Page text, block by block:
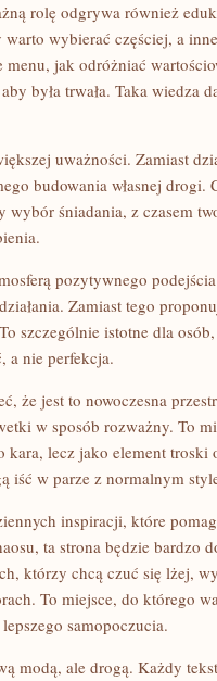
rolę odgrywa również
wybierać częściej, a
menu, jak odróżniać
była trwała. Taka wiedza
uważności. Zamiast
budowania własnej drogi.
śniadania, z czasem
pozytywnego
Zamiast tego
szczególnie istotne dla
a nie perfekcja.
że jest to nowoczesna
w sposób rozważny. To
kara, lecz jako element
iść w parze z normalnym
inspiracji, które
ta strona będzie bardzo
którzy chcą czuć się lżej,
To miejsce, do którego
samopoczucia.
modą, ale drogą. Każdy